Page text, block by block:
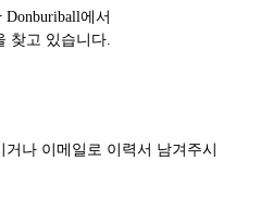
에서
찾고 있습니다.
나 이메일로 이력서 남겨주시